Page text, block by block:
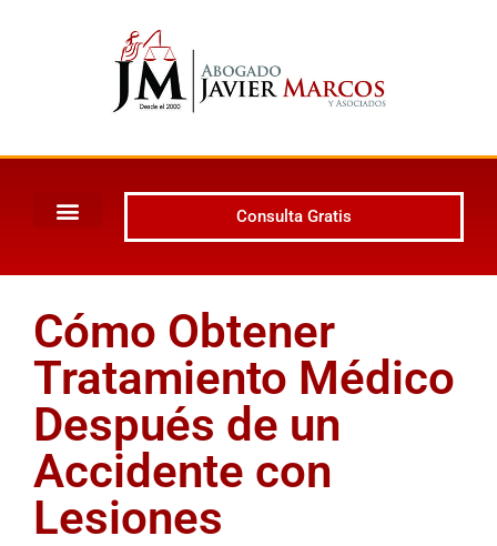
Consulta Gratis
Cómo Obtener
Tratamiento Médico
Después de un
Accidente con
Lesiones